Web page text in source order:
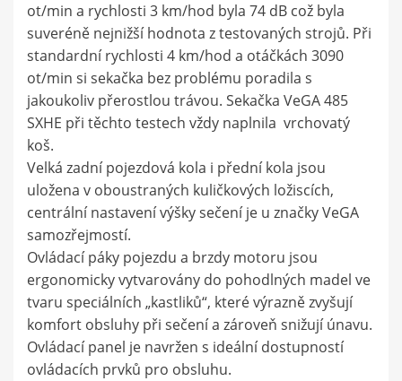
ot/min a rychlosti 3 km/hod byla 74 dB což byla
suveréně nejnižší hodnota z testovaných strojů. Při
standardní rychlosti 4 km/hod a otáčkách 3090
ot/min si sekačka bez problému poradila s
jakoukoliv přerostlou trávou. Sekačka VeGA 485
SXHE při těchto testech vždy naplnila vrchovatý
koš.
Velká zadní pojezdová kola i přední kola jsou
uložena v oboustraných kuličkových ložiscích,
centrální nastavení výšky sečení je u značky VeGA
samozřejmostí.
Ovládací páky pojezdu a brzdy motoru jsou
ergonomicky vytvarovány do pohodlných madel ve
tvaru speciálních „kastliků“, které výrazně zvyšují
komfort obsluhy při sečení a zároveň snižují únavu.
Ovládací panel je navržen s ideální dostupností
ovládacích prvků pro obsluhu.